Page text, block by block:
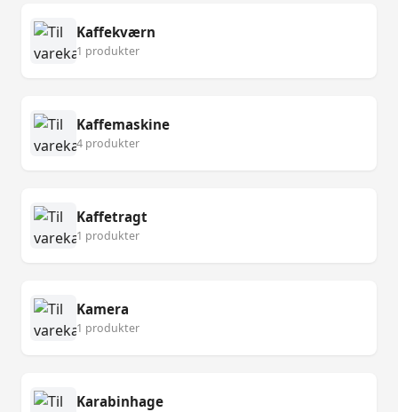
Kaffekværn
1 produkter
Kaffemaskine
4 produkter
Kaffetragt
1 produkter
Kamera
1 produkter
Karabinhage